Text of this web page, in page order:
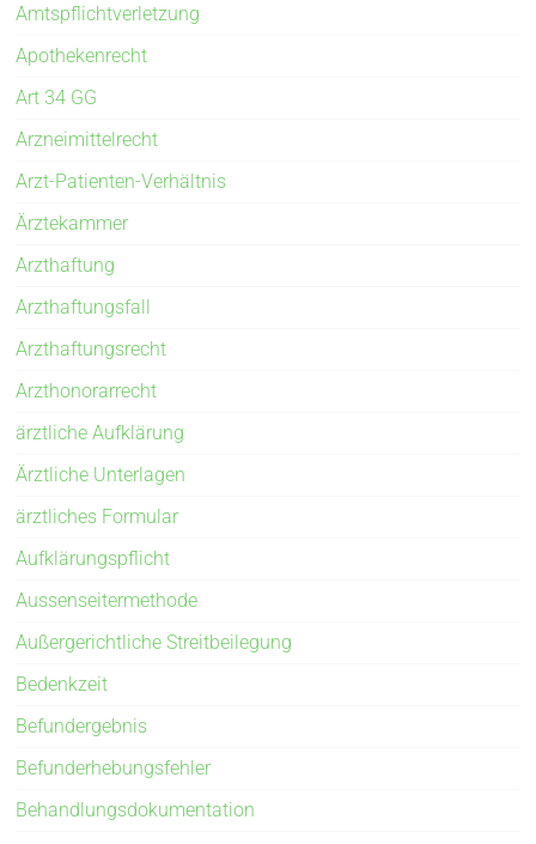
Amtspflichtverletzung
Apothekenrecht
Art 34 GG
Arzneimittelrecht
Arzt-Patienten-Verhältnis
Ärztekammer
Arzthaftung
Arzthaftungsfall
Arzthaftungsrecht
Arzthonorarrecht
ärztliche Aufklärung
Ärztliche Unterlagen
ärztliches Formular
Aufklärungspflicht
Aussenseitermethode
Außergerichtliche Streitbeilegung
Bedenkzeit
Befundergebnis
Befunderhebungsfehler
Behandlungsdokumentation